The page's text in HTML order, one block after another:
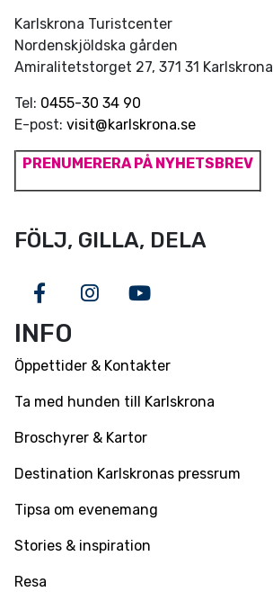
Karlskrona Turistcenter
Nordenskjöldska gården
Amiralitetstorget 27, 371 31 Karlskrona
Tel: 0455-30 34 90
E-post: visit@karlskrona.se
PRENUMERERA PÅ NYHETSBREV
FÖLJ, GILLA, DELA
FacebookInstagram
Youtube
INFO
Öppettider & Kontakter
Ta med hunden till Karlskrona
Broschyrer & Kartor
Destination Karlskronas pressrum
Tipsa om evenemang
Stories & inspiration
Resa